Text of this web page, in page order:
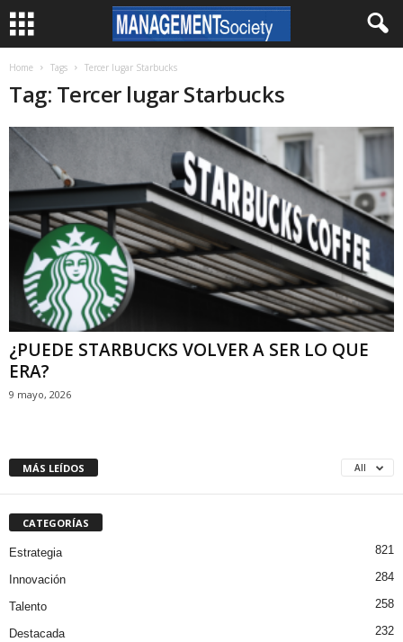
Home Tags Tercer lugar Starbucks
Tag: Tercer lugar Starbucks
¿PUEDE STARBUCKS VOLVER A SER LO QUE
ERA?
9 mayo, 2026
MÁS LEÍDOS All
CATEGORÍAS
Estrategia 821
Innovación 284
Talento 258
Destacada 232